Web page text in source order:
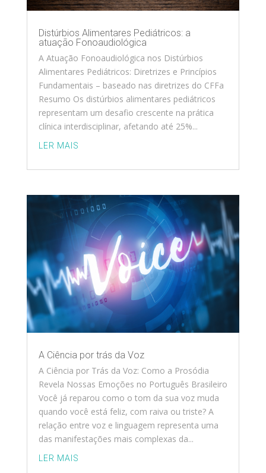
Distúrbios Alimentares Pediátricos: a
atuação Fonoaudiológica
A Atuação Fonoaudiológica nos Distúrbios
Alimentares Pediátricos: Diretrizes e Princípios
Fundamentais – baseado nas diretrizes do CFFa
Resumo Os distúrbios alimentares pediátricos
representam um desafio crescente na prática
clínica interdisciplinar, afetando até 25%...
LER MAIS
A Ciência por trás da Voz
A Ciência por Trás da Voz: Como a Prosódia
Revela Nossas Emoções no Português Brasileiro
Você já reparou como o tom da sua voz muda
quando você está feliz, com raiva ou triste? A
relação entre voz e linguagem representa uma
das manifestações mais complexas da...
LER MAIS